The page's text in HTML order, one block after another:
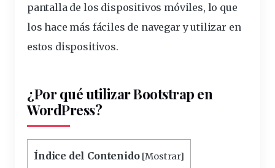
pantalla de los dispositivos móviles, lo que
los hace más fáciles de navegar yutilizar en
estos dispositivos.
¿Por qué utilizar Bootstrap en
WordPress?
Índice del Contenido [Mostrar]